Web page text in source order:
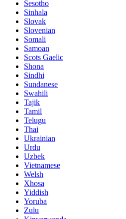
Sesotho
Sinhala
Slovak
Slovenian
Somali
Samoan
Scots Gaelic
Shona
Sindhi
Sundanese
Swahili
Tajik
Tamil
Telugu
Thai
Ukrainian
Urdu
Uzbek
Vietnamese
Welsh
Xhosa
Yiddish
Yoruba
Zulu